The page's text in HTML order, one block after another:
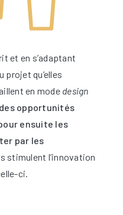
et en s’adaptant
projet qu’elles
en mode design
opportunités
ensuite les
par les
stimulent l’innovation
ci.